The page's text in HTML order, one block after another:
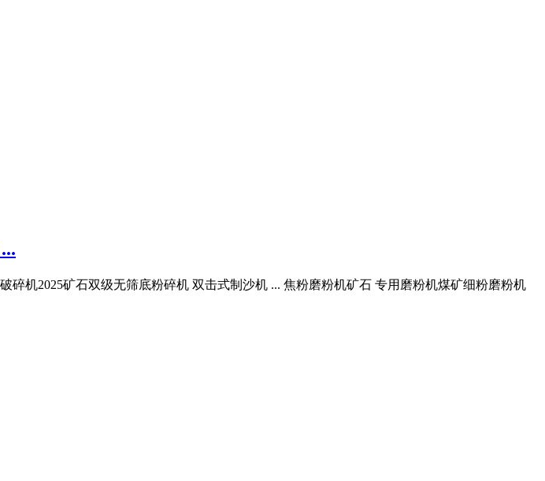
机2025矿石双级无筛底粉碎机 双击式制沙机 ... 焦粉磨粉机矿石 专用磨粉机煤矿细粉磨粉机